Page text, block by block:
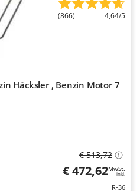
(866) 4,64/5
Häcksler , Benzin Motor 7
€ 513,72
€ 472,62MwSt.
inkl.
R-36